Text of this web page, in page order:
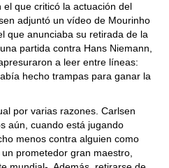
que criticó la actuación del
adjuntó un vídeo de Mourinho
que anunciaba su retirada de la
partida contra Hans Niemann,
a leer entre líneas:
hecho trampas para ganar la
por varias razones. Carlsen
aún, cuando está jugando
menos contra alguien como
prometedor gran maestro,